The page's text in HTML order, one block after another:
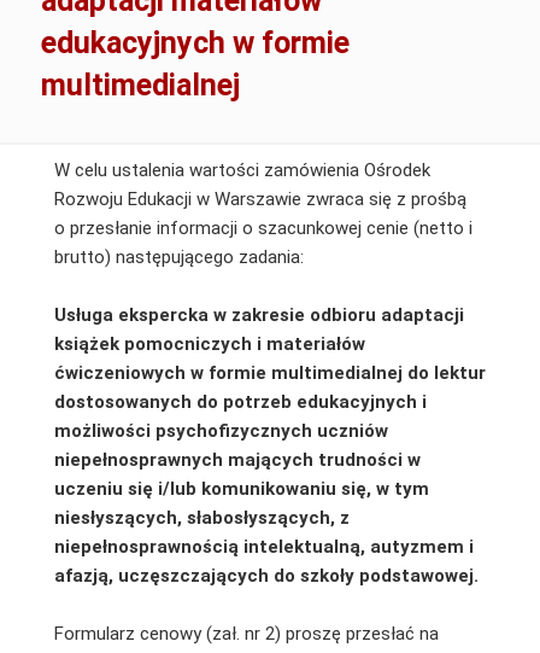
edukacyjnych w formie
multimedialnej
W celu ustalenia wartości zamówienia Ośrodek
Rozwoju Edukacji w Warszawie zwraca się z prośbą
o przesłanie informacji o szacunkowej cenie (netto i
brutto) następującego zadania:
Usługa ekspercka w zakresie odbioru adaptacji
książek pomocniczych i materiałów
ćwiczeniowych w formie multimedialnej do lektur
dostosowanych do potrzeb edukacyjnych i
możliwości psychofizycznych uczniów
niepełnosprawnych mających trudności w
uczeniu się i/lub komunikowaniu się, w tym
niesłyszących, słabosłyszących, z
niepełnosprawnością intelektualną, autyzmem i
afazją, uczęszczających do szkoły podstawowej.
Formularz cenowy (zał. nr 2) proszę przesłać na